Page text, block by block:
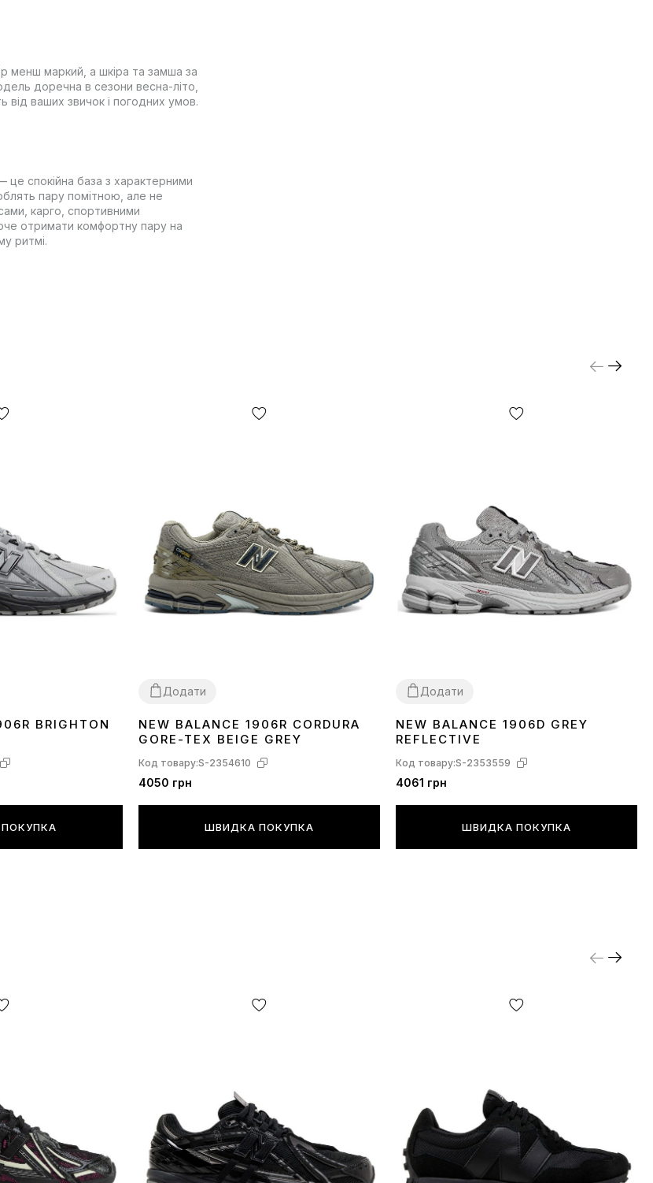
менш маркий, а шкіра та замша за
доречна в сезони весна-літо,
ваших звичок і погодних умов.
спокійна база з характерними
пару помітною, але не
карго, спортивними
отримати комфортну пару на
ритмі.
45
BRIGHTON
Додати
4142 43444546
NEW BALANCE 1906R CORDURA
GORE-TEX BEIGE GREY
Код товару:S-2354610
4050 грн
ШВИДКА ПОКУПКА
Додати
3637 3839404142 44
NEW BALANCE 1906D GREY
REFLECTIVE
Код товару:S-2353559
4061 грн
ШВИДКА ПОКУПКА